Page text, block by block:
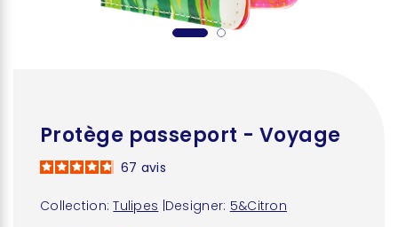
Protège passeport - Voyage
Collection: Tulipes Designer: 5&Citron
67 avis